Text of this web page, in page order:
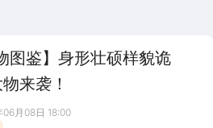
图鉴】身形壮硕样貌诡
来袭！
月08日 18:00